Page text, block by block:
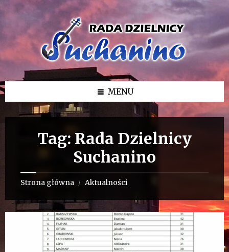
Przejdź
Przejdź
bocznego
Przejdź
MENU
Tag:Rada Dzielnicy
Suchanino
Strona główna / Aktualności